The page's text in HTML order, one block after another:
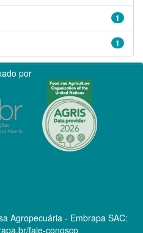
1
1
por
Agropecuária - Embrapa SAC:
fale-conosco